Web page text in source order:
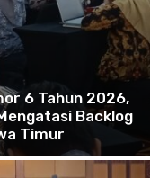
6 Tahun 2026,
Backlog
Timur